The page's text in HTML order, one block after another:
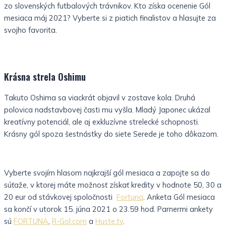
zo slovenských futbalových trávnikov. Kto získa ocenenie Gól
mesiaca máj 2021? Vyberte si z piatich finalistov a hlasujte za
svojho favorita.
Krásna strela Oshimu
Takuto Oshima sa viackrát objavil v zostave kola. Druhá
polovica nadstavbovej časti mu vyšla. Mladý Japonec ukázal
kreatívny potenciál, ale aj exkluzívne strelecké schopnosti.
Krásny gól spoza šestnástky do siete Serede je toho dôkazom.
Vyberte svojím hlasom najkrajší gól mesiaca a zapojte sa do
súťaže, v ktorej máte možnosť získať kredity v hodnote 50, 30 a
20 eur od stávkovej spoločnosti Fortuna. Anketa Gól mesiaca
sa končí v utorok 15. júna 2021 o 23.59 hod. Parnermi ankety
sú FORTUNA, R-Gol.com a Huste.tv.